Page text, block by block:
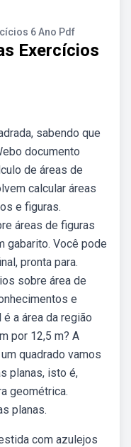
6 Ano Pdf
Exercícios
sabendo que
documento
de áreas de
calcular áreas
e figuras.
áreas de figuras
gabarito. Você pode
pronta para.
sobre área de
e
a área da região
por 12,5 m? A
quadrado vamos
planas, isto é,
geométrica.
planas.
com azulejos